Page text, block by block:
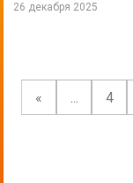
26 декабря 2025
« 4